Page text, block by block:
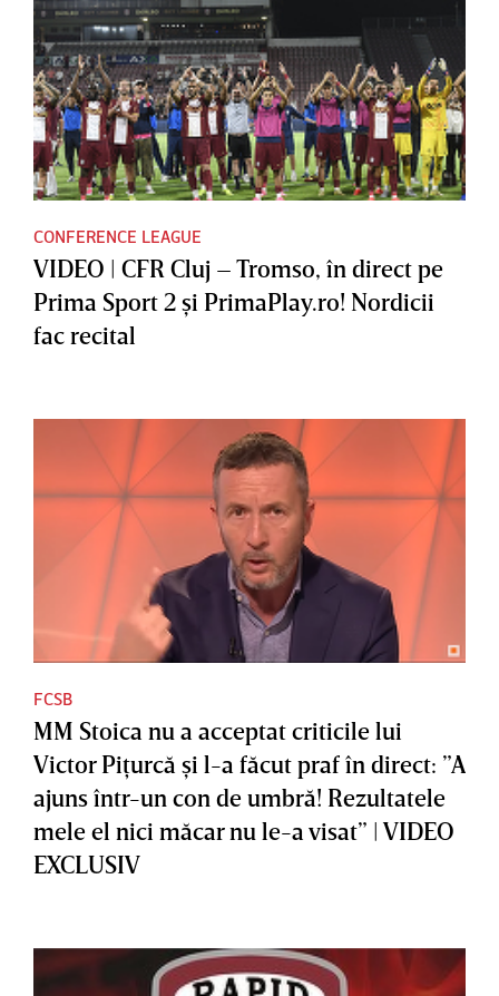
CONFERENCE LEAGUE
VIDEO | CFR Cluj – Tromso, în direct pe
Prima Sport 2 şi PrimaPlay.ro! Nordicii
fac recital
FCSB
MM Stoica nu a acceptat criticile lui
Victor Piţurcă şi l-a făcut praf în direct: ”A
ajuns într-un con de umbră! Rezultatele
mele el nici măcar nu le-a visat” | VIDEO
EXCLUSIV